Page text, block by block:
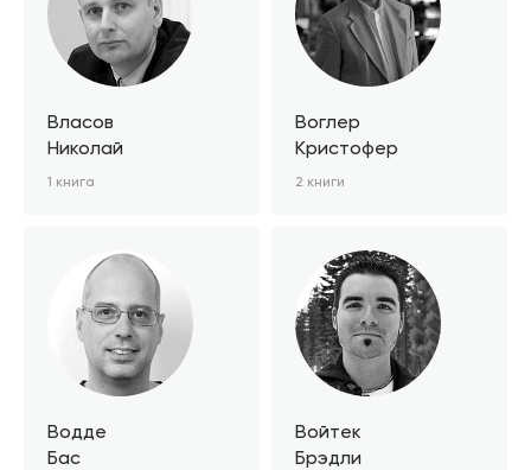
Власов
Николай
1 книга
Воглер
Кристофер
2 книги
Водде
Бас
Войтек
Брэдли